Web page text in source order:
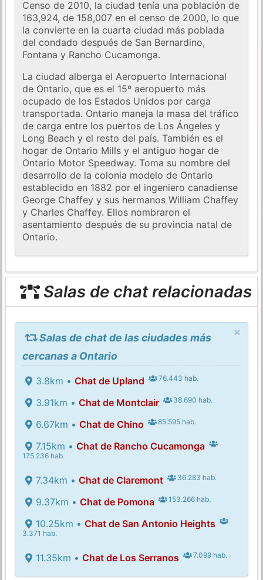
Censo de 2010, la ciudad tenía una población de
163,924, de 158,007 en el censo de 2000, lo que
la convierte en la cuarta ciudad más poblada
del condado después de San Bernardino,
Fontana y Rancho Cucamonga.
La ciudad alberga el Aeropuerto Internacional
de Ontario, que es el 15º aeropuerto más
ocupado de los Estados Unidos por carga
transportada. Ontario maneja la masa del tráfico
de carga entre los puertos de Los Ángeles y
Long Beach y el resto del país. También es el
hogar de Ontario Mills y el antiguo hogar de
Ontario Motor Speedway. Toma su nombre del
desarrollo de la colonia modelo de Ontario
establecido en 1882 por el ingeniero canadiense
George Chaffey y sus hermanos William Chaffey
y Charles Chaffey. Ellos nombraron el
asentamiento después de su provincia natal de
Ontario.
Salas de chat relacionadas
×
Salas de chat de las ciudades más
cercanas a Ontario
3.8km • Chat de Upland 76.443 hab.
3.91km • Chat de Montclair 38.690 hab.
6.67km • Chat de Chino 85.595 hab.
7.15km • Chat de Rancho Cucamonga
175.236 hab.
7.34km • Chat de Claremont 36.283 hab.
9.37km • Chat de Pomona 153.266 hab.
10.25km • Chat de San Antonio Heights
3.371 hab.
11.35km • Chat de Los Serranos 7.099 hab.